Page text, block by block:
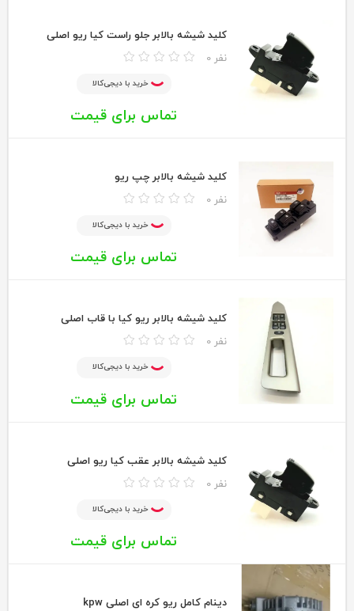
کلید شیشه بالابر جلو راست کیا ریو اصلی
0 نفر
خرید با دیجی‌کالا
تماس برای قیمت
کلید شیشه بالابر چپ ریو
0 نفر
خرید با دیجی‌کالا
تماس برای قیمت
کلید شیشه بالابر ریو کیا با قاب اصلی
0 نفر
خرید با دیجی‌کالا
تماس برای قیمت
کلید شیشه بالابر عقب کیا ریو اصلی
0 نفر
خرید با دیجی‌کالا
تماس برای قیمت
دینام کامل ریو کره ای اصلی kpw